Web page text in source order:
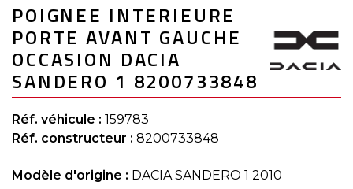
to
the
beginning
of
the
images
gallery
POIGNEE INTERIEURE
PORTE AVANT GAUCHE
OCCASION DACIA
SANDERO 1 8200733848
Réf. véhicule : 159783
Réf. constructeur : 8200733848
Modèle d'origine : DACIA SANDERO 1 2010